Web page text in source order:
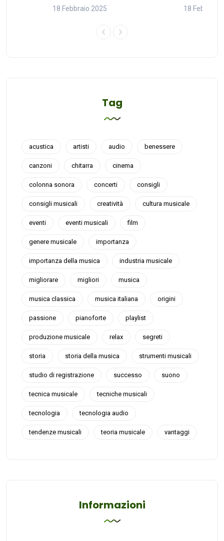
18 Febbraio 2025 18 Febbraio
Tag
acustica artisti audio benessere
canzoni chitarra cinema
colonna sonora concerti consigli
consigli musicali creatività cultura musicale
eventi eventi musicali film
genere musicale importanza
importanza della musica industria musicale
migliorare migliori musica
musica classica musica italiana origini
passione pianoforte playlist
produzione musicale relax segreti
storia storia della musica strumenti musicali
studio di registrazione successo suono
tecnica musicale tecniche musicali
tecnologia tecnologia audio
tendenze musicali teoria musicale vantaggi
Informazioni